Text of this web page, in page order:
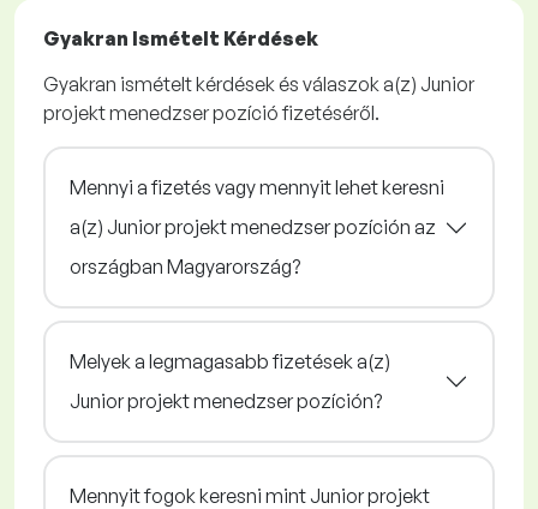
Gyakran Ismételt Kérdések
Gyakran ismételt kérdések és válaszok a(z) Junior
projekt menedzser pozíció fizetéséről.
Mennyi a fizetés vagy mennyit lehet keresni
a(z) Junior projekt menedzser pozíción az
országban Magyarország?
Melyek a legmagasabb fizetések a(z)
Junior projekt menedzser pozíción?
Mennyit fogok keresni mint Junior projekt